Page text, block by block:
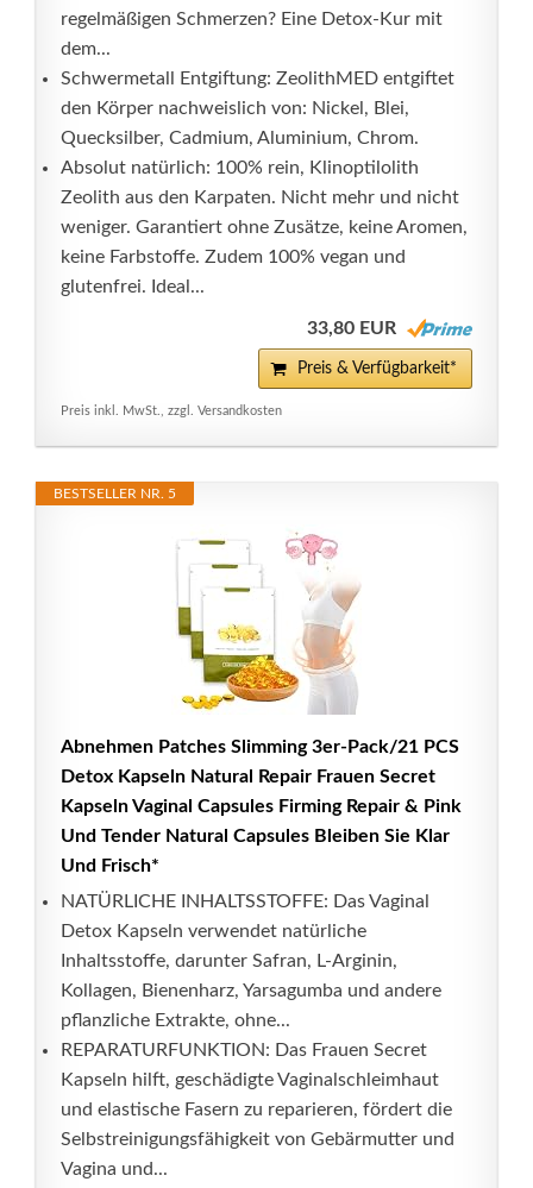
regelmäßigen Schmerzen? Eine Detox-Kur mit
dem...
Schwermetall Entgiftung: ZeolithMED entgiftet
den Körper nachweislich von: Nickel, Blei,
Quecksilber, Cadmium, Aluminium, Chrom.
Absolut natürlich: 100% rein, Klinoptilolith
Zeolith aus den Karpaten. Nicht mehr und nicht
weniger. Garantiert ohne Zusätze, keine Aromen,
keine Farbstoffe. Zudem 100% vegan und
glutenfrei. Ideal...
33,80 EUR
Preis & Verfügbarkeit*
Preis inkl. MwSt., zzgl. Versandkosten
BESTSELLER NR. 5
Abnehmen Patches Slimming 3er-Pack/21 PCS
Detox Kapseln Natural Repair Frauen Secret
Kapseln Vaginal Capsules Firming Repair & Pink
Und Tender Natural Capsules Bleiben Sie Klar
Und Frisch*
NATÜRLICHE INHALTSSTOFFE: Das Vaginal
Detox Kapseln verwendet natürliche
Inhaltsstoffe, darunter Safran, L-Arginin,
Kollagen, Bienenharz, Yarsagumba und andere
pflanzliche Extrakte, ohne...
REPARATURFUNKTION: Das Frauen Secret
Kapseln hilft, geschädigte Vaginalschleimhaut
und elastische Fasern zu reparieren, fördert die
Selbstreinigungsfähigkeit von Gebärmutter und
Vagina und...